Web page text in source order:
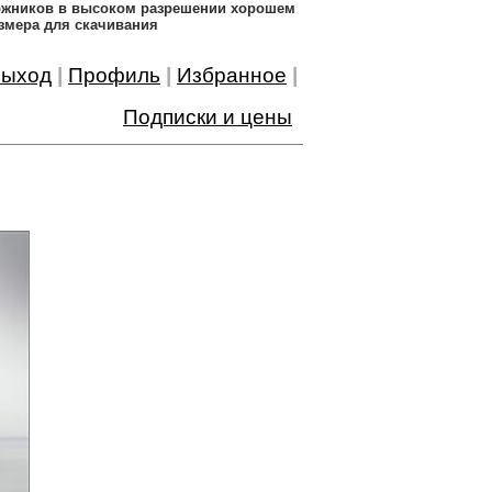
в высоком разрешении хорошем
для скачивания
Профиль Избранное
Подписки и цены